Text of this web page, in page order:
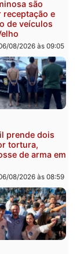
é encontrado
dos Cravos e
pela
06/08/2026 às
ligados a
criminosa são
por receptação e
de veículos
Velho
06/08/2026 às